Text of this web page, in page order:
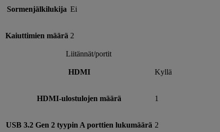
Sormenjälkilukija Ei
Kaiuttimien määrä 2
Liitännät/portit
HDMI Kyllä
HDMI-ulostulojen määrä 1
USB 3.2 Gen 2 tyypin A porttien lukumäärä 2